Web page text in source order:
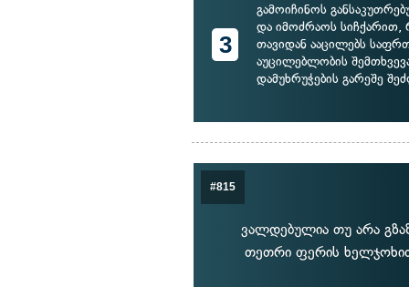
3
გამოიჩინოს
და იმოძრაოს
თავიდან ააცილებს
აუცილებლობის
დამუხრუჭების გარეშე
#815
ვალდებულია თუ არა
თეთრი ფერის